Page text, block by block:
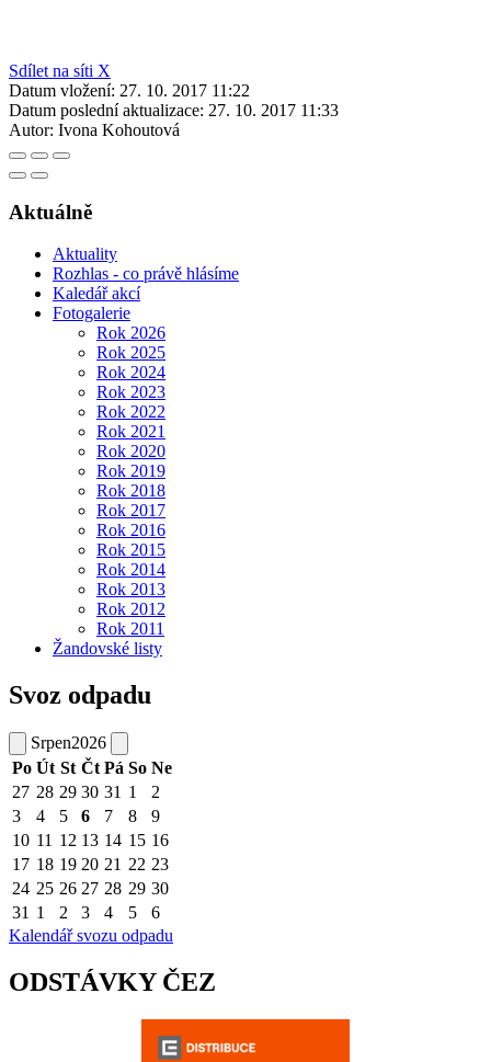
Sdílet na síti X
Datum vložení: 27. 10. 2017 11:22
Datum poslední aktualizace: 27. 10. 2017 11:33
Autor: Ivona Kohoutová
Aktuálně
Aktuality
Rozhlas - co právě hlásíme
Kaledář akcí
Fotogalerie
Rok 2026
Rok 2025
Rok 2024
Rok 2023
Rok 2022
Rok 2021
Rok 2020
Rok 2019
Rok 2018
Rok 2017
Rok 2016
Rok 2015
Rok 2014
Rok 2013
Rok 2012
Rok 2011
Žandovské listy
Svoz odpadu
Srpen2026
Po Út St Čt Pá So Ne
27 28 29 30 31 1
2
3
4 5 6 7 8
9
10 11 12 13 14 15 16
17 18 19 20 21 22 23
24 25 26 27 28 29 30
31 1 2 3 4 5
6
Kalendář svozu odpadu
ODSTÁVKY ČEZ